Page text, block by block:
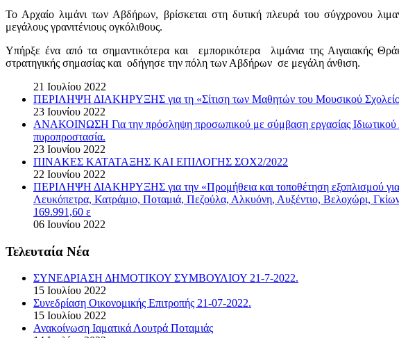
Το Αρχαίο λιμάνι των Αβδήρων, βρίσκεται στη δυτική πλευρά του σύγχρονου
μεγάλους γρανιτένιους ογκόλιθους.
Υπήρξε ένα από τα σημαντικότερα και εμπορικότερα λιμάνια της Αιγαιακής
στρατηγικής σημασίας και οδήγησε την πόλη των Αβδήρων σε μεγάλη άνθιση.
21 Ιουλίου 2022
ΠΕΡΙΛΗΨΗ ΔΙΑΚΗΡΥΞΗΣ για τη «Σίτιση των Μαθητών του Μουσικού
23 Ιουνίου 2022
ΑΝΑΚΟΙΝΩΣΗ Για την πρόσληψη προσωπικού με σύμβαση εργασίας Ιδιωτικού
πυροπροστασία.
23 Ιουνίου 2022
ΠΙΝΑΚΕΣ ΚΑΤΑΤΑΞΗΣ ΚΑΙ ΕΠΙΛΟΓΗΣ ΣΟΧ2/2022
22 Ιουνίου 2022
ΠΕΡΙΛΗΨΗ ΔΙΑΚΗΡΥΞΗΣ για την «Προμήθεια και τοποθέτηση εξοπλισμού για
Λευκόπετρα, Κατράμιο, Ποταμιά, Πεζούλα, Αλκυόνη, Αυξέντιο, Βελοχώρι,
169.991,60 ε
06 Ιουνίου 2022
Τελευταία Νέα
ΣΥΝΕΔΡΙΑΣΗ ΔΗΜΟΤΙΚΟΥ ΣΥΜΒΟΥΛΙΟΥ 21-7-2022.
15 Ιουλίου 2022
Συνεδρίαση Οικονομικής Επιτροπής 21-07-2022.
15 Ιουλίου 2022
Ανακοίνωση Ιαματικά Λουτρά Ποταμιάς